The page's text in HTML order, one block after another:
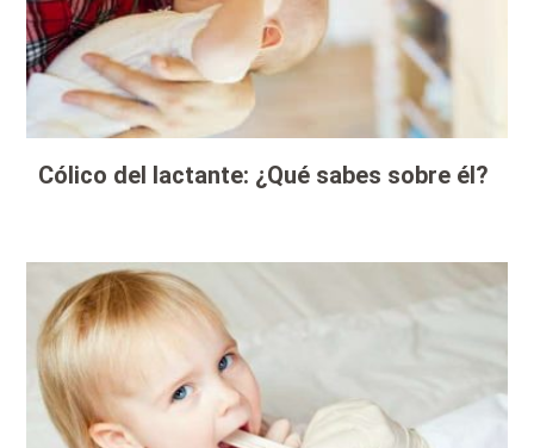
Cólico del lactante: ¿Qué sabes sobre él?